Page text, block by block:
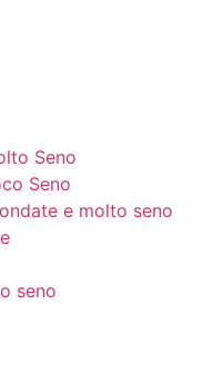
Seno
Seno
e molto seno
seno